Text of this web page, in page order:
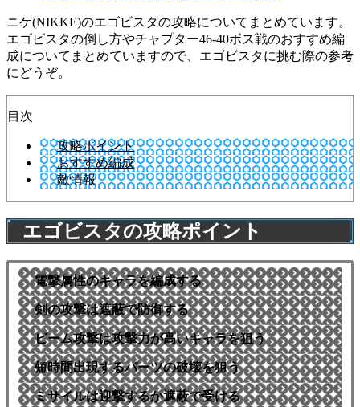
ニケ(NIKKE)のエゴビスタの攻略についてまとめています。
エゴビスタの倒し方やチャプター46-40ボス戦のおすすめ編
成についてまとめていますので、エゴビスタに挑む際の参考
にどうぞ。
目次
攻略ポイント
おすすめ編成
敵情報
エゴビスタの攻略ポイント
電撃属性のキャラを編成する
剣の攻撃は遮蔽で防御する
ビーム攻撃は攻撃力が高いキャラを狙う
短時間出現するパーツの破壊を狙う
ミサイルは迎撃するか遮蔽で受ける